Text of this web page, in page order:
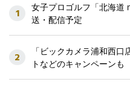
1
女子プロゴルフ「北海道
送・配信予定
2
「ビックカメラ浦和西
トなどのキャンペーンも